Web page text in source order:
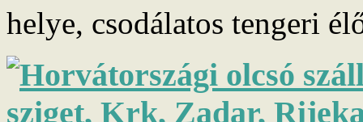
helye, csodálatos tengeri